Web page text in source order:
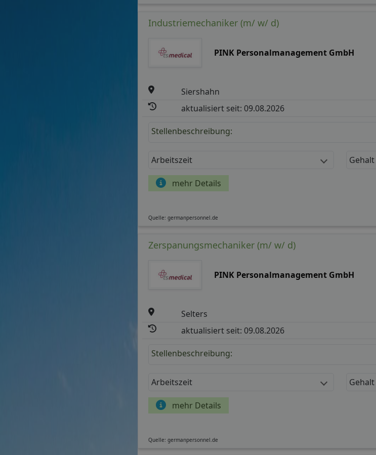
Industriemechaniker (m/ w/ d)
PINK Personalmanagement GmbH
Siershahn
aktualisiert seit: 09.08.2026
Stellenbeschreibung:
Arbeitszeit Gehalt
mehr Details
Quelle: germanpersonnel.de
Zerspanungsmechaniker (m/ w/ d)
PINK Personalmanagement GmbH
Selters
aktualisiert seit: 09.08.2026
Stellenbeschreibung:
Arbeitszeit Gehalt
mehr Details
Quelle: germanpersonnel.de